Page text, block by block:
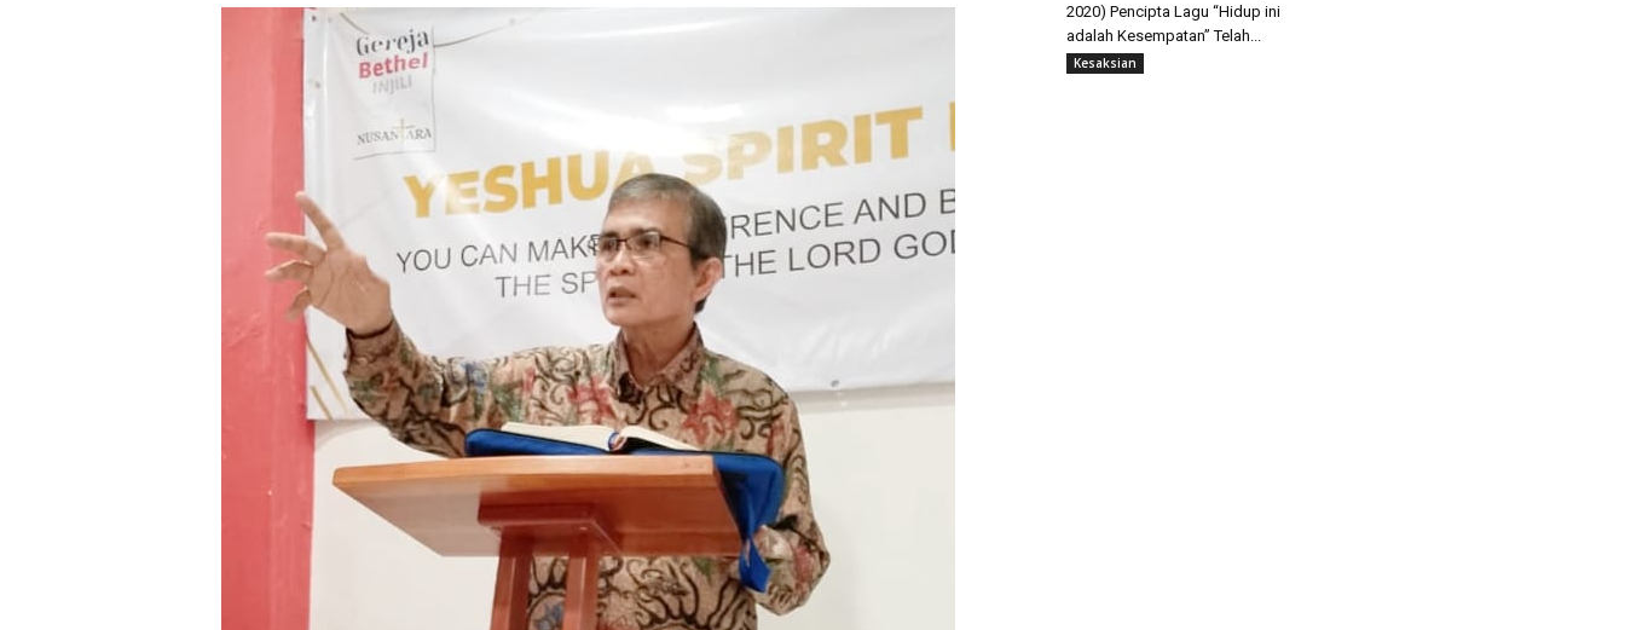
2020) Pencipta Lagu “Hidup ini
adalah Kesempatan” Telah...
Kesaksian